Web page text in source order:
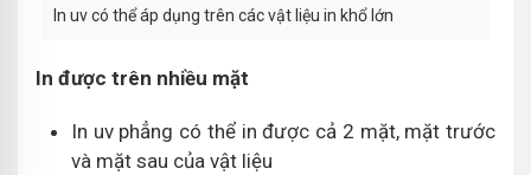
In uv có thể áp dụng trên các vật liệu in khổ lớn
In được trên nhiều mặt
In uv phẳng có thể in được cả 2 mặt, mặt trước
và mặt sau của vật liệu